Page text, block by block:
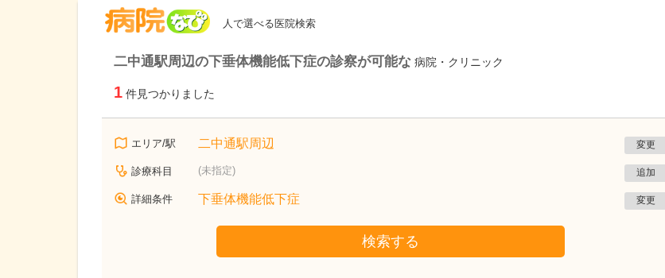
人で選べる医院検索
二中通駅周辺の下垂体機能低下症の診察が可能な 病院・クリニック
1 件見つかりました
エリア/駅 二中通駅周辺 変更
診療科目 (未指定) 追加
詳細条件 下垂体機能低下症 変更
検索する